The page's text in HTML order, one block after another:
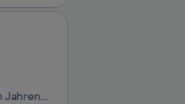
Gemeinsam Zukunft bauen: mit Kompetenz im Baugrund.Die Nickol & Partner AG steht seit vielen Jahren für innovative Ingenieurleistungen in den Bereichen Geotechnik, Spezialtiefbau und Infrastruktur. Mit unserem interdisziplinären Team begleiten wir anspruchsvolle Projekte von der ersten Baugrunderkun